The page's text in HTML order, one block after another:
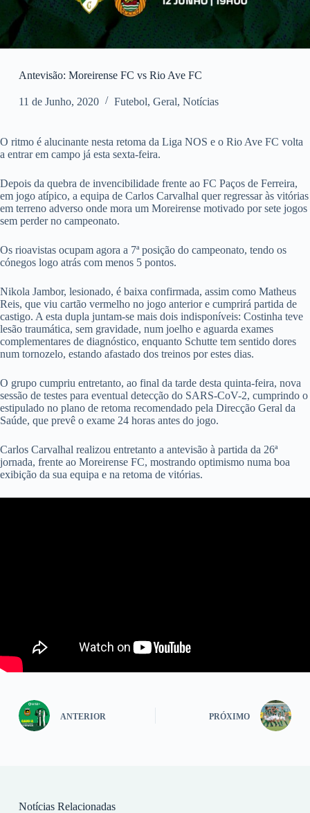
Antevisão: Moreirense FC vs Rio Ave FC
11 de Junho, 2020 Futebol, Geral, Notícias
O ritmo é alucinante nesta retoma da Liga NOS e o Rio Ave FC volta
a entrar em campo já esta sexta-feira.
Depois da quebra de invencibilidade frente ao FC Paços de Ferreira,
em jogo atípico, a equipa de Carlos Carvalhal quer regressar às vitórias
em terreno adverso onde mora um Moreirense motivado por sete jogos
sem perder no campeonato.
Os rioavistas ocupam agora a 7ª posição do campeonato, tendo os
cónegos logo atrás com menos 5 pontos.
Nikola Jambor, lesionado, é baixa confirmada, assim como Matheus
Reis, que viu cartão vermelho no jogo anterior e cumprirá partida de
castigo. A esta dupla juntam-se mais dois indisponíveis: Costinha teve
lesão traumática, sem gravidade, num joelho e aguarda exames
complementares de diagnóstico, enquanto Schutte tem sentido dores
num tornozelo, estando afastado dos treinos por estes dias.
O grupo cumpriu entretanto, ao final da tarde desta quinta-feira, nova
sessão de testes para eventual detecção do SARS-CoV-2, cumprindo o
estipulado no plano de retoma recomendado pela Direcção Geral da
Saúde, que prevê o exame 24 horas antes do jogo.
Carlos Carvalhal realizou entretanto a antevisão à partida da 26ª
jornada, frente ao Moreirense FC, mostrando optimismo numa boa
exibição da sua equipa e na retoma de vitórias.
ANTERIOR PRÓXIMO
Notícias Relacionadas